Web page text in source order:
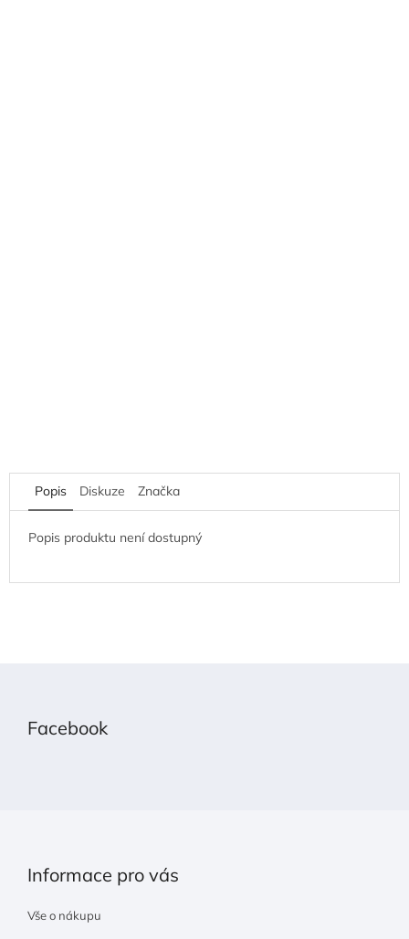
Popis Diskuze Značka
Popis produktu není dostupný
Facebook
Informace pro vás
Vše o nákupu